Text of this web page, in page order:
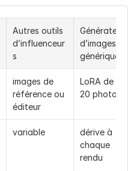
Autres outils
d’influenceur
s
d’images
génériques
images de
référence ou
éditeur
LoRA de 10-
20 photos
variable
dérive à
chaque
rendu